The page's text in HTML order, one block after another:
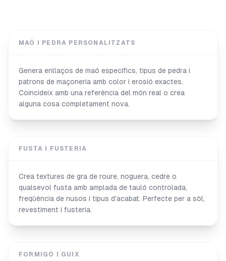
MAÓ I PEDRA PERSONALITZATS
Genera enllaços de maó específics, tipus de pedra i
patrons de maçoneria amb color i erosió exactes.
Coincideix amb una referència del món real o crea
alguna cosa completament nova.
FUSTA I FUSTERIA
Crea textures de gra de roure, noguera, cedre o
qualsevol fusta amb amplada de tauló controlada,
freqüència de nusos i tipus d'acabat. Perfecte per a sòl,
revestiment i fusteria.
FORMIGÓ I GUIX